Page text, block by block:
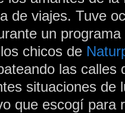
de viajes. Tuve
un
chicos de
las calles
situaciones de
que escogí para